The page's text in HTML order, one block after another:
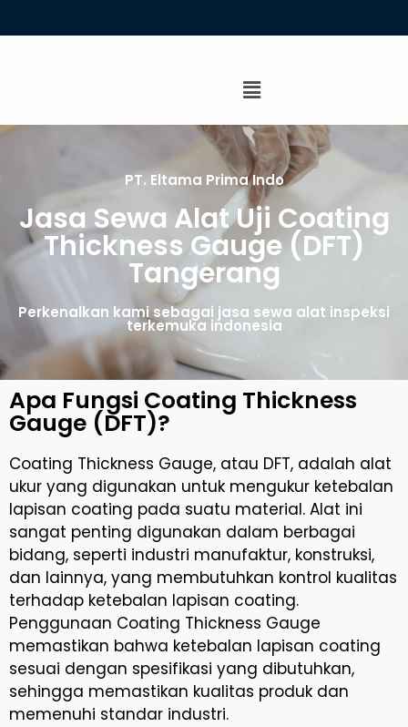
PT. Eltama Prima Indo
Jasa Sewa Alat Uji Coating
Thickness Gauge (DFT)
Tangerang
Perkenalkan kami sebagai jasa sewa alat inspeksi
terkemuka indonesia
Apa Fungsi Coating Thickness
Gauge (DFT)?
Coating Thickness Gauge, atau DFT, adalah alat
ukur yang digunakan untuk mengukur ketebalan
lapisan coating pada suatu material. Alat ini
sangat penting digunakan dalam berbagai
bidang, seperti industri manufaktur, konstruksi,
dan lainnya, yang membutuhkan kontrol kualitas
terhadap ketebalan lapisan coating.
Penggunaan Coating Thickness Gauge
memastikan bahwa ketebalan lapisan coating
sesuai dengan spesifikasi yang dibutuhkan,
sehingga memastikan kualitas produk dan
memenuhi standar industri.